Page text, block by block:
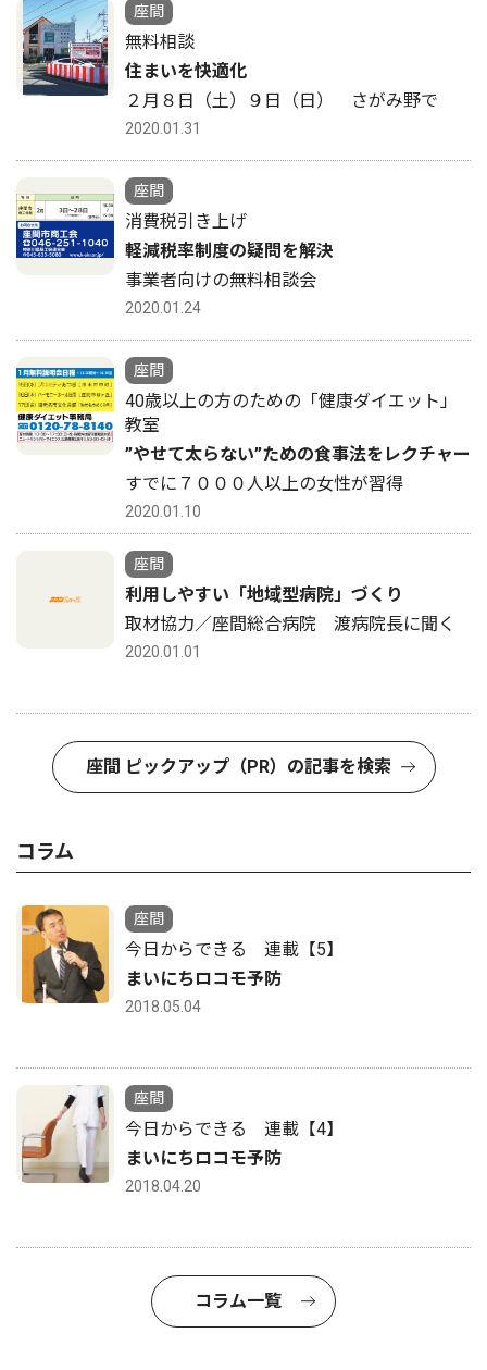
座間
無料相談
住まいを快適化
２月８日（土）９日（日） さがみ野で
2020.01.31
座間
消費税引き上げ
軽減税率制度の疑問を解決
事業者向けの無料相談会
2020.01.24
座間
40歳以上の方のための「健康ダイエット」
教室
”やせて太らない”ための食事法をレクチャー
すでに７０００人以上の女性が習得
2020.01.10
座間
利用しやすい「地域型病院」づくり
取材協力／座間総合病院 渡病院長に聞く
2020.01.01
座間 ピックアップ（PR）の記事を検索
コラム
座間
今日からできる 連載【5】
まいにちロコモ予防
2018.05.04
座間
今日からできる 連載【4】
まいにちロコモ予防
2018.04.20
コラム一覧